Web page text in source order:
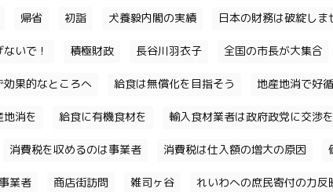
帰省 初詣 犬養毅内閣の実績 日本の財務は破綻しま
いで！ 積極財政 長谷川羽衣子 全国の市長が大集合
果的なところへ 給食は無償化を目指そう 地産地消で好
消を 給食に有機食材を 輸入食材業者は政府政党に交渉
消費税を収めるのは事業者 消費税は仕入額の増大の原因
業者 商店街訪問 雑司ヶ谷 れいわへの庶民寄付の力反